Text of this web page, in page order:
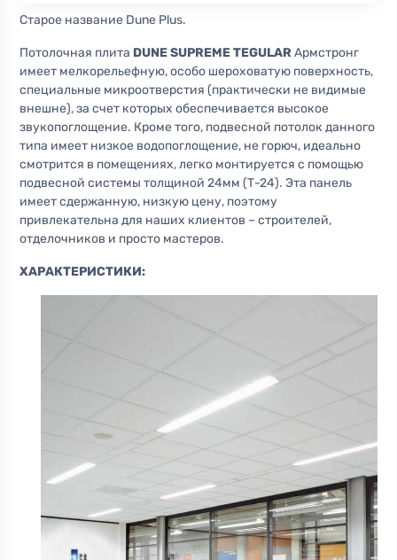
Старое название Dune Plus.
Потолочная плита DUNE SUPREME TEGULAR Армстронг
имеет мелкорельефную, особо шероховатую поверхность,
специальные микроотверстия (практически не видимые
внешне), за счет которых обеспечивается высокое
звукопоглощение. Кроме того, подвесной потолок данного
типа имеет низкое водопоглощение, не горюч, идеально
смотрится в помещениях, легко монтируется с помощью
подвесной системы толщиной 24мм (Т-24). Эта панель
имеет сдержанную, низкую цену, поэтому
привлекательна для наших клиентов – строителей,
отделочников и просто мастеров.
ХАРАКТЕРИСТИКИ: